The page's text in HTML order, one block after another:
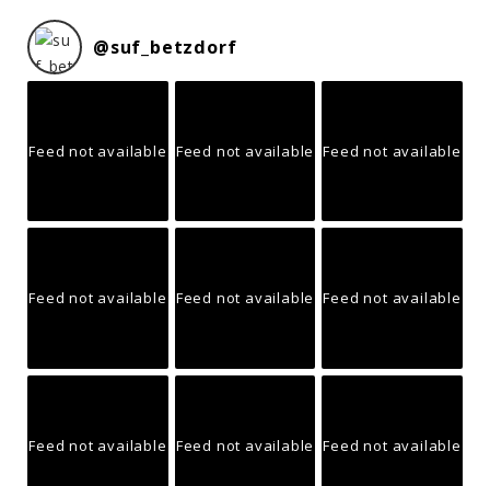
@suf_betzdorf
Feed not available Feed not available Feed not available
Feed not available Feed not available Feed not available
Feed not available Feed not available Feed not available